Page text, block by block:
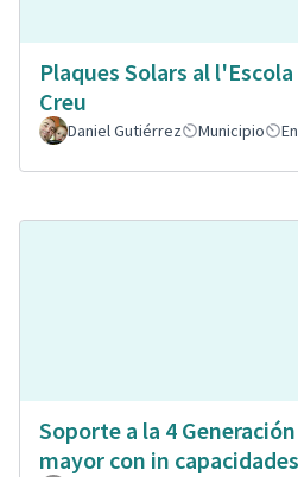
Plaques Solars al
Creu
Daniel Gutiérrez Municipio
Soporte a la 4
mayor con in